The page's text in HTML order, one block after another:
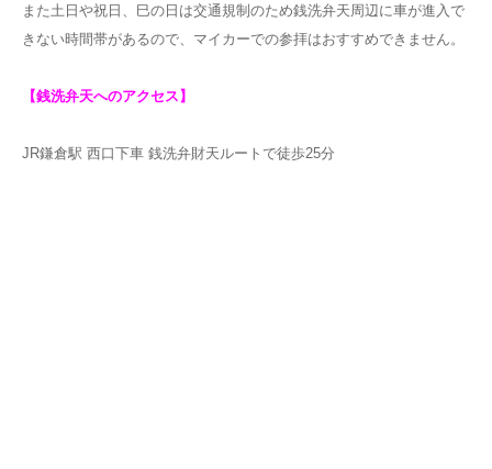
また土日や祝日、巳の日は交通規制のため銭洗弁天周辺に車が進入で
きない時間帯があるので、マイカーでの参拝はおすすめできません。
【銭洗弁天へのアクセス】
JR鎌倉駅 西口下車 銭洗弁財天ルートで徒歩25分